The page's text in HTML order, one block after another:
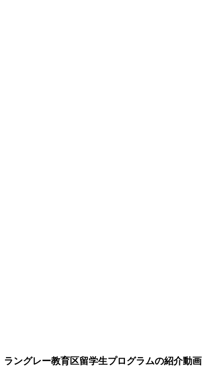
ラングレー教育区留学生プログラムの紹介動画